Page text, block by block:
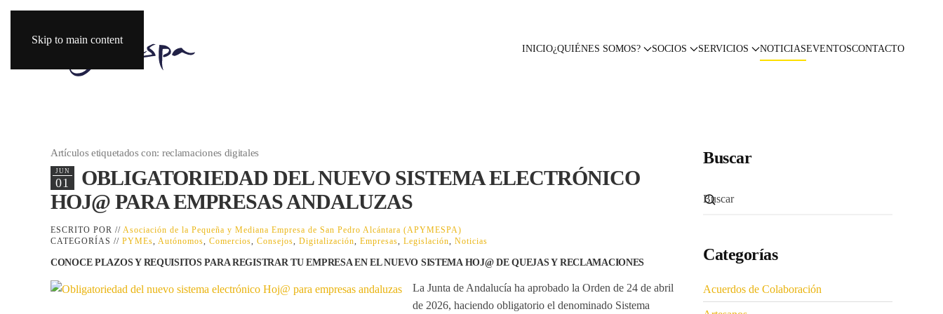
Skip to main content
INICIO¿QUIÉNES SOMOS? SOCIOS SERVICIOS NOTICIASEVENTOSCONTACTO
Artículos etiquetados con: reclamaciones digitales
JUN
01
OBLIGATORIEDAD DEL NUEVO SISTEMA ELECTRÓNICO
HOJ@ PARA EMPRESAS ANDALUZAS
ESCRITO POR // Asociación de la Pequeña y Mediana Empresa de San Pedro Alcántara (APYMESPA)
CATEGORÍAS // PYMEs, Autónomos, Comercios, Consejos, Digitalización, Empresas, Legislación, Noticias
CONOCE PLAZOS Y REQUISITOS PARA REGISTRAR TU EMPRESA EN EL NUEVO SISTEMA HOJ@ DE QUEJAS Y RECLAMACIONES
La Junta de Andalucía ha aprobado la Orden de 24 de abril
de 2026, haciendo obligatorio el denominado Sistema
Buscar
Categorías
Acuerdos de Colaboración